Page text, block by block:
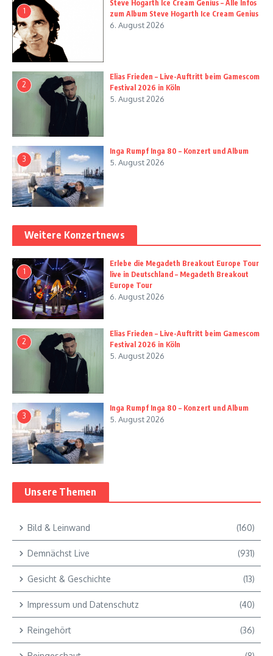
1
Steve Hogarth Ice Cream Genius – Alle Infos
zum Album Steve Hogarth Ice Cream Genius
6. August 2026
2
Elias Frieden – Live-Auftritt beim Gamescom
Festival 2026 in Köln
5. August 2026
3
Inga Rumpf Inga 80 – Konzert und Album
5. August 2026
Weitere Konzertnews
1
Erlebe die Megadeth Breakout Europe Tour
live in Deutschland – Megadeth Breakout
Europe Tour
6. August 2026
2
Elias Frieden – Live-Auftritt beim Gamescom
Festival 2026 in Köln
5. August 2026
3
Inga Rumpf Inga 80 – Konzert und Album
5. August 2026
Unsere Themen
Bild & Leinwand (160)
Demnächst Live (931)
Gesicht & Geschichte (13)
Impressum und Datenschutz (40)
Reingehört (36)